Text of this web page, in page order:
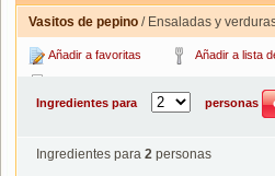
Vasitos de pepino / Ensaladas y
Añadir a favoritas Añadir a lista
Ingredientes para
personas
Ingredientes para 2 personas